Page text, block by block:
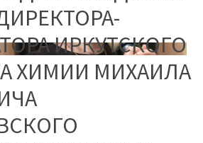
ИРКУТСКОГО
ХИМИИ МИХАИЛА